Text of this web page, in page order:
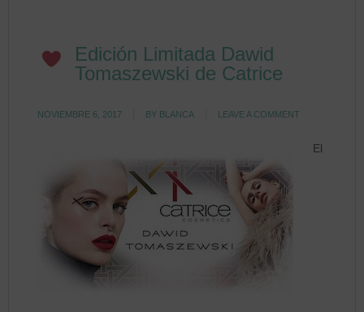
Edición Limitada Dawid
Tomaszewski de Catrice
NOVIEMBRE 6, 2017 BY BLANCA LEAVE A COMMENT
El